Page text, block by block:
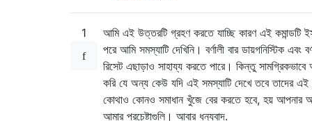
1
আমি এই উত্তরটি গ্রহণ করতে যাচ্ছি কারণ এই কমান্ডটি
পরে আমি সমস্যাটি দেখিনি। বর্ণালী বার ডায়গনিস্টিক এবং
রিসেট এছাড়াও সাহায্য করতে পারে। কিন্তু
করি যে অন্য কেউ যদি এই সমস্যাটি দেখে তবে তাদের এই
কোথাও কোনও সমাধান খুঁজে বের করতে হবে, হয় আপনার
আমার প্রচেষ্টাগুলি। আবার ধন্যবাদ.